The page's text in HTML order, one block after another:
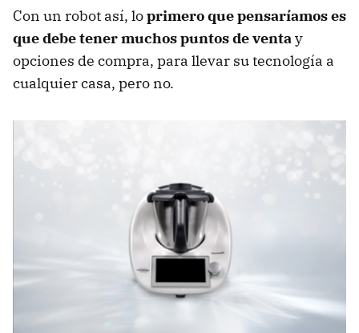
Con un robot así, loprimero que pensaríamos es
que debe tener muchos puntos de ventay
opciones de compra, para llevar su tecnología a
cualquier casa, pero no.